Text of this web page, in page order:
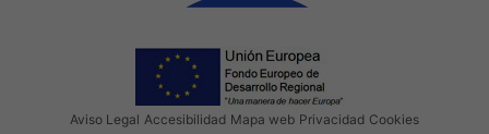
Aviso Legal Accesibilidad Mapa web Privacidad Cookies